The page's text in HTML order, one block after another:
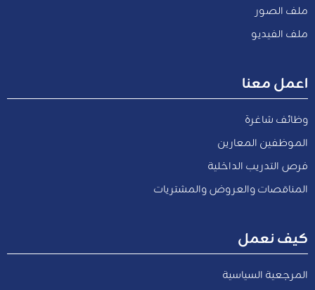
ملف الصور
ملف الفيديو
اعمل معنا
وظائف شاغرة
الموظفين المعارين
فرص التدريب الداخلية
المناقصات والعروض والمشتريات
كيف نعمل
المرجعية السياسية